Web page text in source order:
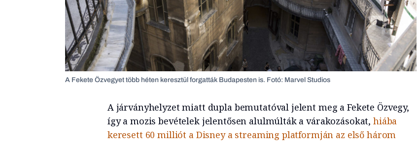
A Fekete Özvegyet több héten keresztül forgatták Budapesten is. Fotó: Marvel Studios
A járványhelyzet miatt dupla bemutatóval jelent meg a Fekete Özvegy,
így a mozis bevételek jelentősen alulmúlták a várakozásokat,hiába
keresett 60 milliót a Disney a streaming platformján az első három